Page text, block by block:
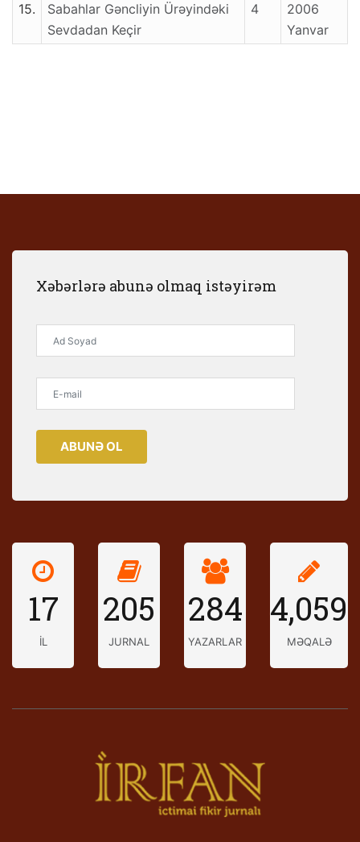
15.
Sabahlar Gəncliyin Ürəyindəki
Sevdadan Keçir
4
2006
Yanvar
Xəbərlərə abunə olmaq istəyirəm
ABUNƏ OL
17
İL
205
JURNAL
284
YAZARLAR
4,059
MƏQALƏ